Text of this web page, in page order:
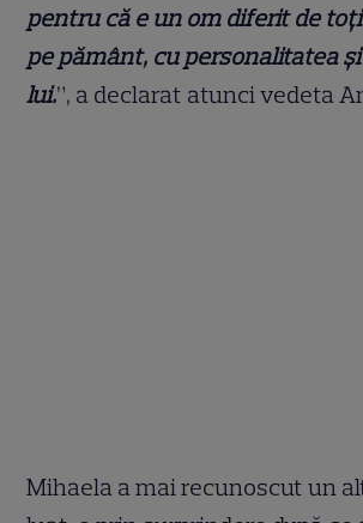
pentru că e un om diferit de
pe pământ, cu personalitatea
lui.”, a declarat atunci vedeta
Mihaela a mai recunoscut un